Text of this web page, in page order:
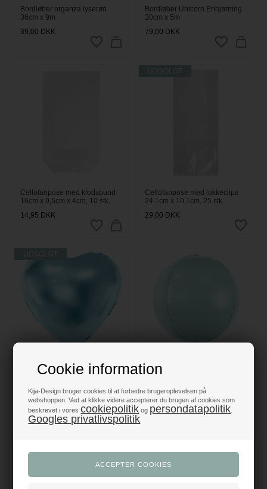
Cookie information
Kija-Design bruger cookies til at forbedre brugeroplevelsen på
webshoppen. Ved at klikke videre accepterer du brugen af cookies som
beskrevet i vorescookiepolitik og persondatapolitik
Googles privatlivspolitik
Bordløber organza lyserød
36cm x 9m
39,00 DKK
Bordløber Unicorn Enhjørning
30cm x 5m
79,00 DKK
Cellofanpose med klodsbund
16cm x 9,5cm x 4cm, 10 stk.
14,95 DKK
Cellofanpose med lukkeclips
24,1cm x 10,1cm, 25 stk.
29,00 DKK
Folieballon Hjerte lyseblå
11,95 DKK
Folieballon Rund mint 40cm
19,95 DKK